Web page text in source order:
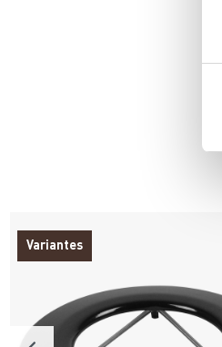
Variantes